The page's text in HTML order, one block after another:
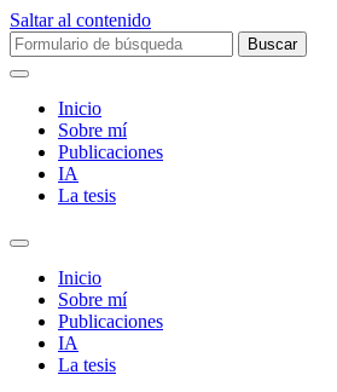
Saltar al contenido
Buscar:
Inicio
Sobre mí­
Publicaciones
IA
La tesis
Alternar
campo
búsqueda
Inicio
Sobre mí­
Publicaciones
IA
La tesis